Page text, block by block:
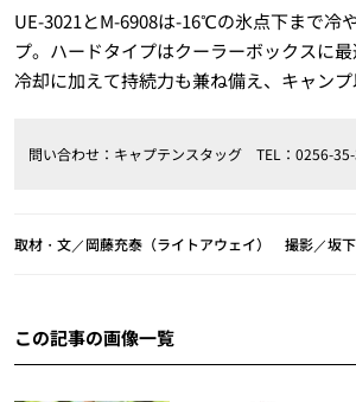
UE-3021とM-6908は-16℃の氷点下まで冷
プ。ハードタイプはクーラーボックスに
冷却に加えて持続力も兼ね備え、キャンプ
問い合わせ：キャプテンスタッグ TEL：0256-
取材・文／岡藤充泰（ライトアウェイ） 撮影／坂下
この記事の画像一覧